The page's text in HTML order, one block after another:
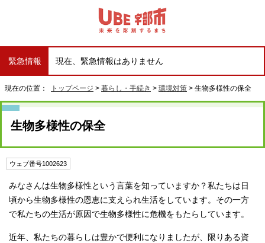
緊急情報 現在、緊急情報はありません
現在の位置： トップページ > 暮らし・手続き > 環境対策 > 生物多様性の保全
生物多様性の保全
ウェブ番号1002623
みなさんは生物多様性という言葉を知っていますか？私たちは日
頃から生物多様性の恩恵に支えられ生活をしています。その一方
で私たちの生活が原因で生物多様性に危機をもたらしています。
近年、私たちの暮らしは豊かで便利になりましたが、限りある資